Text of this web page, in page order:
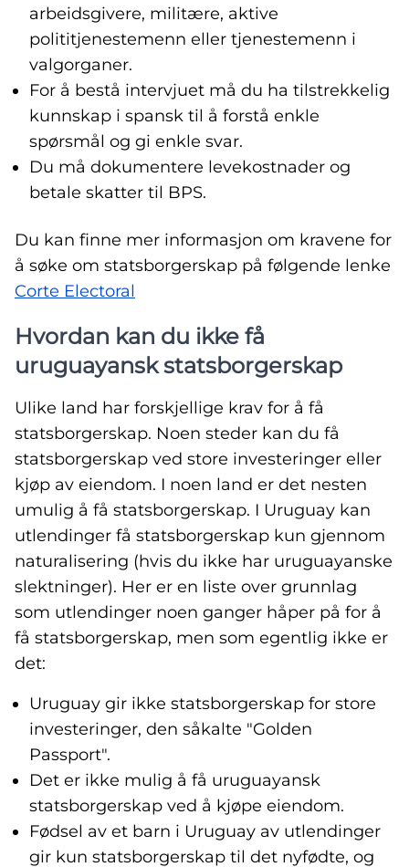
arbeidsgivere, militære, aktive
polititjenestemenn eller tjenestemenn i
valgorganer.
For å bestå intervjuet må du ha tilstrekkelig
kunnskap i spansk til å forstå enkle
spørsmål og gi enkle svar.
Du må dokumentere levekostnader og
betale skatter til BPS.
Du kan finne mer informasjon om kravene for
å søke om statsborgerskap på følgende lenke
Corte Electoral
Hvordan kan du ikke få
uruguayansk statsborgerskap
Ulike land har forskjellige krav for å få
statsborgerskap. Noen steder kan du få
statsborgerskap ved store investeringer eller
kjøp av eiendom. I noen land er det nesten
umulig å få statsborgerskap. I Uruguay kan
utlendinger få statsborgerskap kun gjennom
naturalisering (hvis du ikke har uruguayanske
slektninger). Her er en liste over grunnlag
som utlendinger noen ganger håper på for å
få statsborgerskap, men som egentlig ikke er
det:
Uruguay gir ikke statsborgerskap for store
investeringer, den såkalte "Golden
Passport".
Det er ikke mulig å få uruguayansk
statsborgerskap ved å kjøpe eiendom.
Fødsel av et barn i Uruguay av utlendinger
gir kun statsborgerskap til det nyfødte, og